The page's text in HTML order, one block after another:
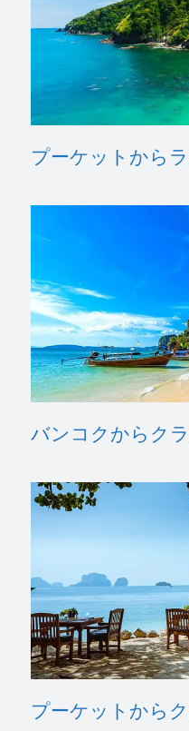
プーケットから
バンコクからク
プーケットから